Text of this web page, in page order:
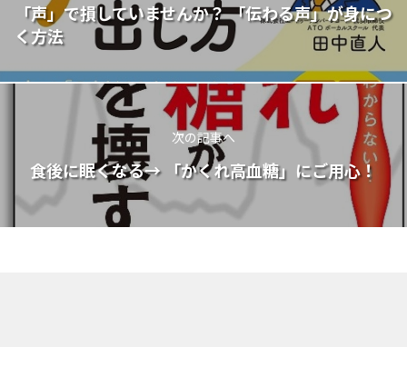
「声」で損していませんか？ 「伝わる声」が身につ
く方法
次の記事へ
食後に眠くなる→ 「かくれ高血糖」にご用心！